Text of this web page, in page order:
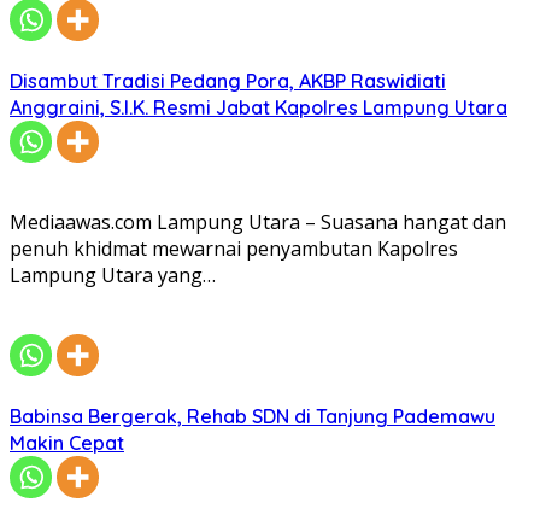
Disambut Tradisi Pedang Pora, AKBP Raswidiati
Anggraini, S.I.K. Resmi Jabat Kapolres Lampung Utara
Mediaawas.com Lampung Utara – Suasana hangat dan
penuh khidmat mewarnai penyambutan Kapolres
Lampung Utara yang…
Babinsa Bergerak, Rehab SDN di Tanjung Pademawu
Makin Cepat